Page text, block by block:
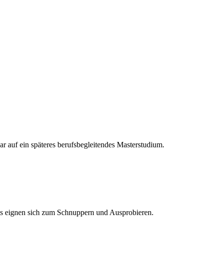
ein späteres berufsbegleitendes Masterstudium.
sich zum Schnuppern und Ausprobieren.